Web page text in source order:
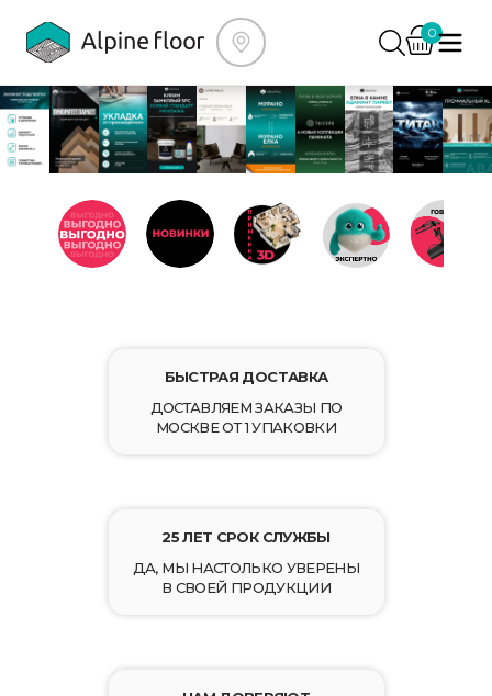
0
БЫСТРАЯ ДОСТАВКА
ДОСТАВЛЯЕМ ЗАКАЗЫ ПО
МОСКВЕ ОТ 1 УПАКОВКИ
25 ЛЕТ СРОК СЛУЖБЫ
ДА, МЫ НАСТОЛЬКО УВЕРЕНЫ
В СВОЕЙ ПРОДУКЦИИ